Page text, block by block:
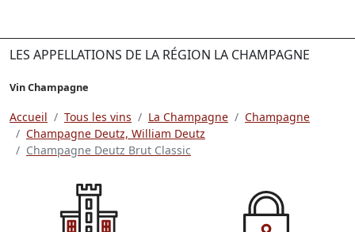
LES APPELLATIONS DE LA RÉGION LA CHAMPAGNE
Vin Champagne
Accueil Tous les vins La Champagne
Champagne
Champagne Deutz, William Deutz
Champagne Deutz Brut Classic